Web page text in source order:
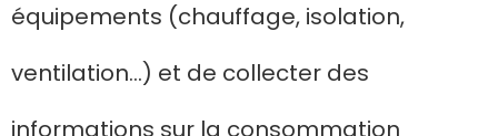
équipements (chauffage, isolation,
ventilation…) et de collecter des